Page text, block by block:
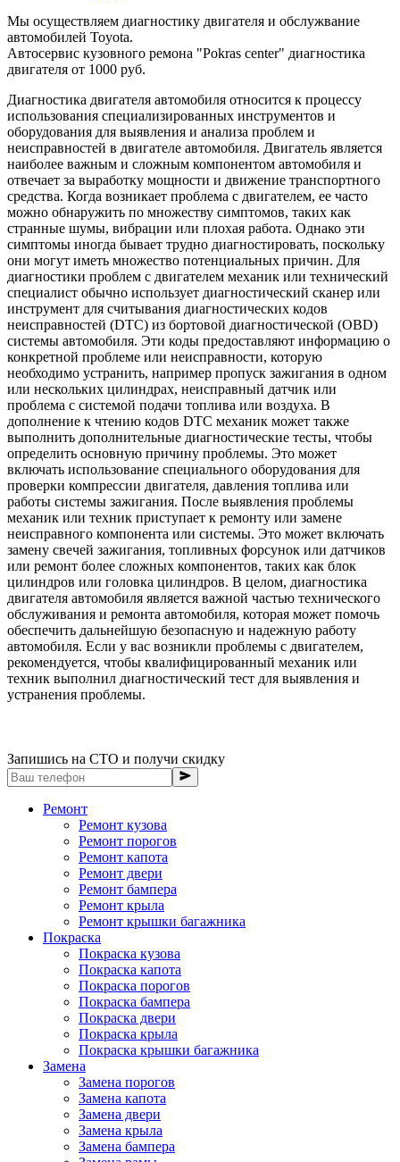
Мы осуществляем диагностику двигателя и обслужвание
автомобилей Toyota.
Автосервис кузовного ремона "Pokras center" диагностика
двигателя от 1000 руб.
Диагностика двигателя автомобиля относится к процессу
использования специализированных инструментов и
оборудования для выявления и анализа проблем и
неисправностей в двигателе автомобиля. Двигатель является
наиболее важным и сложным компонентом автомобиля и
отвечает за выработку мощности и движение транспортного
средства. Когда возникает проблема с двигателем, ее часто
можно обнаружить по множеству симптомов, таких как
странные шумы, вибрации или плохая работа. Однако эти
симптомы иногда бывает трудно диагностировать, поскольку
они могут иметь множество потенциальных причин. Для
диагностики проблем с двигателем механик или технический
специалист обычно использует диагностический сканер или
инструмент для считывания диагностических кодов
неисправностей (DTC) из бортовой диагностической (OBD)
системы автомобиля. Эти коды предоставляют информацию о
конкретной проблеме или неисправности, которую
необходимо устранить, например пропуск зажигания в одном
или нескольких цилиндрах, неисправный датчик или
проблема с системой подачи топлива или воздуха. В
дополнение к чтению кодов DTC механик может также
выполнить дополнительные диагностические тесты, чтобы
определить основную причину проблемы. Это может
включать использование специального оборудования для
проверки компрессии двигателя, давления топлива или
работы системы зажигания. После выявления проблемы
механик или техник приступает к ремонту или замене
неисправного компонента или системы. Это может включать
замену свечей зажигания, топливных форсунок или датчиков
или ремонт более сложных компонентов, таких как блок
цилиндров или головка цилиндров. В целом, диагностика
двигателя автомобиля является важной частью технического
обслуживания и ремонта автомобиля, которая может помочь
обеспечить дальнейшую безопасную и надежную работу
автомобиля. Если у вас возникли проблемы с двигателем,
рекомендуется, чтобы квалифицированный механик или
техник выполнил диагностический тест для выявления и
устранения проблемы.
Запишись на СТО и получи скидку
Ремонт
Ремонт кузова
Ремонт порогов
Ремонт капота
Ремонт двери
Ремонт бампера
Ремонт крыла
Ремонт крышки багажника
Покраска
Покраска кузова
Покраска капота
Покраска порогов
Покраска бампера
Покраска двери
Покраска крыла
Покраска крышки багажника
Замена
Замена порогов
Замена капота
Замена двери
Замена крыла
Замена бампера